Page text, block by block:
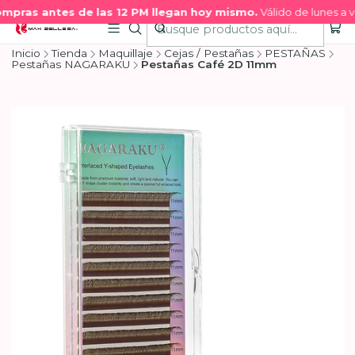
antes de las 12 PM llegan hoy mismo.Válido de lunes a
Inicio Tienda Maquillaje Cejas / Pestañas
PESTAÑAS
Pestañas NAGARAKU
Pestañas Café 2D 11mm